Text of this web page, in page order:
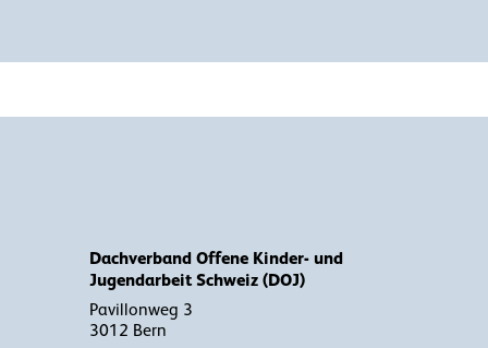
Dachverband Offene Kinder- und
Jugendarbeit Schweiz (DOJ)
Pavillonweg 3
3012 Bern